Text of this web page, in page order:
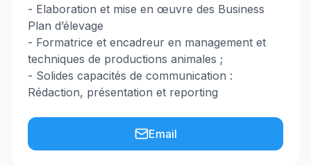
- Elaboration et mise en œuvre des Business
Plan d’élevage
- Formatrice et encadreur en management et
techniques de productions animales ;
- Solides capacités de communication :
Rédaction, présentation et reporting
Email